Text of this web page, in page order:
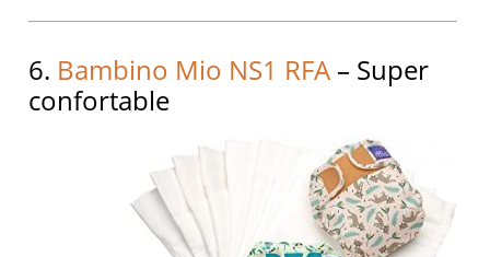
6. Bambino Mio NS1 RFA – Super
confortable